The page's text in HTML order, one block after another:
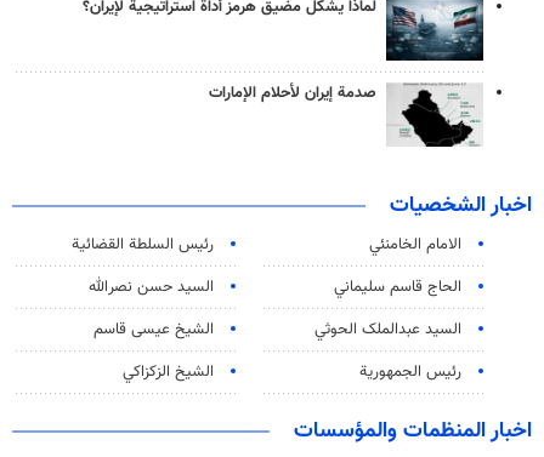
لماذا يشكّل مضيق هرمز أداة استراتيجية لإيران؟
صدمة إيران لأحلام الإمارات
اخبار الشخصيات
الامام الخامنئي
رئیس السلطة القضائیة
الحاج قاسم سليماني
السيد حسن نصرالله
السید عبدالملک الحوثي
الشيخ عيسى قاسم
رئيس الجمهورية
الشيخ الزكزاكي
اخبار المنظمات والمؤسسات